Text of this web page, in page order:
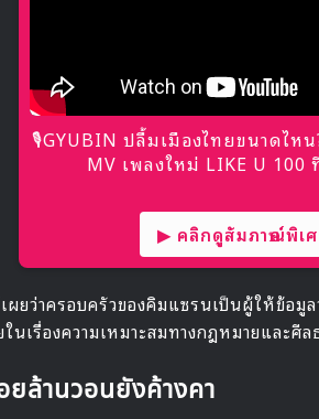
🎙GYUBIN ปลื้มเมืองไทยขนาดไห
MV เพลงใหม่ LIKE U 100
▶ คลิกดูสัมภาษณ์พิเศษ
ผยว่าครอบครัวของคิมแซรนเป็นผู้ให้ข้อมู
ในเรื่องความเหมาะสมทางกฎหมายและ
ยล้านวอนยังค้างคา